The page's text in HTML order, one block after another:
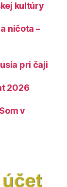
kultúry
ničota –
pri čaji
2026
Som v